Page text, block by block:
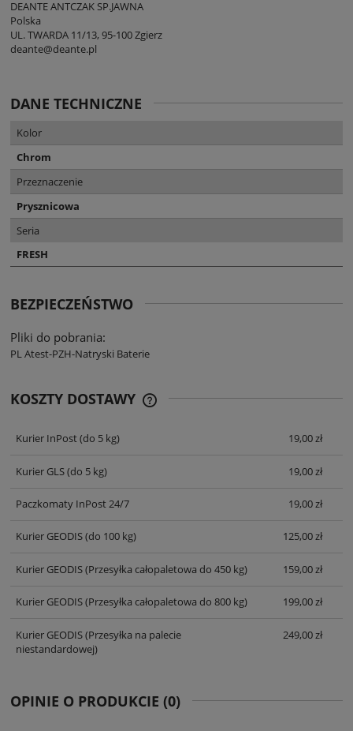
DEANTE ANTCZAK SP.JAWNA
Polska
UL. TWARDA 11/13, 95-100 Zgierz
deante@deante.pl
DANE TECHNICZNE
Kolor
Chrom
Przeznaczenie
Prysznicowa
Seria
FRESH
BEZPIECZEŃSTWO
Pliki do pobrania:
PL Atest-PZH-Natryski Baterie
KOSZTY DOSTAWY
Kurier InPost(do 5 kg) 19,00 zł
Kurier GLS(do 5 kg) 19,00 zł
Paczkomaty InPost 24/7 19,00 zł
Kurier GEODIS(do 100 kg) 125,00 zł
Kurier GEODIS(Przesyłka całopaletowa do 450 kg) 159,00 zł
Kurier GEODIS(Przesyłka całopaletowa do 800 kg) 199,00 zł
Kurier GEODIS(Przesyłka na palecie
niestandardowej)
249,00 zł
OPINIE O PRODUKCIE (0)